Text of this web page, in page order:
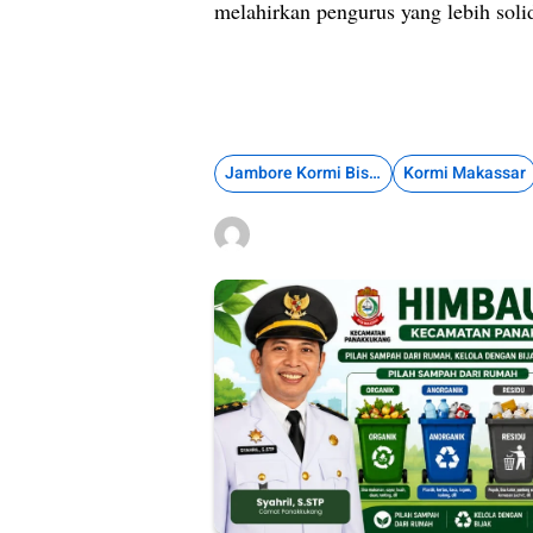
melahirkan pengurus yang lebih
Jambore Kormi Bissoloro Kormi Makassar